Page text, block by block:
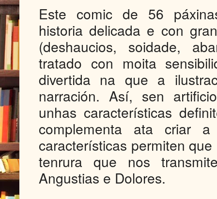
Este comic de 56
historia delicada e con
(deshaucios, soidade,
tratado con moita
divertida na que a
narración. Así, sen
unhas características
complementa ata criar
características permiten
tenrura que nos
Angustias e Dolores.